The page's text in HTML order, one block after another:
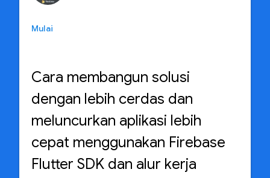
Mulai
Cara membangun solusi
dengan lebih cerdas dan
meluncurkan aplikasi lebih
cepat menggunakan Firebase
Flutter SDK dan alur kerja